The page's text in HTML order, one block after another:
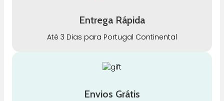
Entrega Rápida
Até 3 Dias para Portugal Continental
Envios Grátis